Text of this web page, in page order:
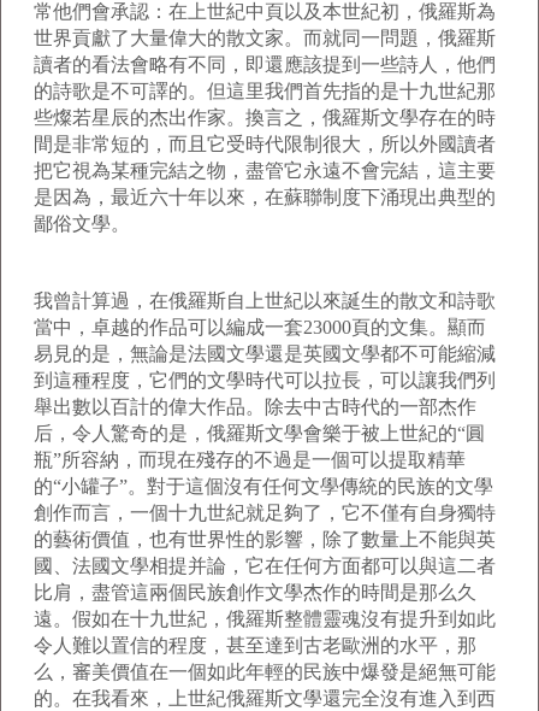
常他們會承認：在上世紀中頁以及本世紀初，俄羅斯為
世界貢獻了大量偉大的散文家。而就同一問題，俄羅斯
讀者的看法會略有不同，即還應該提到一些詩人，他們
的詩歌是不可譯的。但這里我們首先指的是十九世紀那
些燦若星辰的杰出作家。換言之，俄羅斯文學存在的時
間是非常短的，而且它受時代限制很大，所以外國讀者
把它視為某種完結之物，盡管它永遠不會完結，這主要
是因為，最近六十年以來，在蘇聯制度下涌現出典型的
鄙俗文學。
我曾計算過，在俄羅斯自上世紀以來誕生的散文和詩歌
當中，卓越的作品可以編成一套23000頁的文集。顯而
易見的是，無論是法國文學還是英國文學都不可能縮減
到這種程度，它們的文學時代可以拉長，可以讓我們列
舉出數以百計的偉大作品。除去中古時代的一部杰作
后，令人驚奇的是，俄羅斯文學會樂于被上世紀的“圓
瓶”所容納，而現在殘存的不過是一個可以提取精華
的“小罐子”。對于這個沒有任何文學傳統的民族的文學
創作而言，一個十九世紀就足夠了，它不僅有自身獨特
的藝術價值，也有世界性的影響，除了數量上不能與英
國、法國文學相提并論，它在任何方面都可以與這二者
比肩，盡管這兩個民族創作文學杰作的時間是那么久
遠。假如在十九世紀，俄羅斯整體靈魂沒有提升到如此
令人難以置信的程度，甚至達到古老歐洲的水平，那
么，審美價值在一個如此年輕的民族中爆發是絕無可能
的。在我看來，上世紀俄羅斯文學還完全沒有進入到西